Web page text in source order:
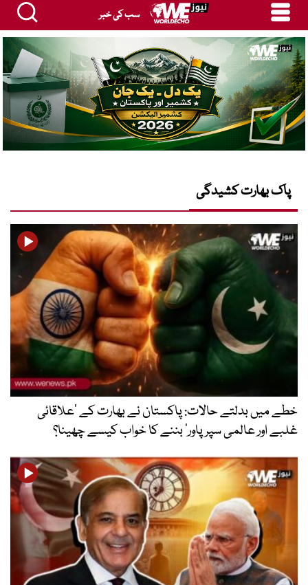
سب کی خبر
پاک بھارت کشیدگی
خطے میں بدلتے حالات: پاکستان نے بھارت کے ’علاقائی
غلبے اور عالمی سپر پاور‘ بننے کا خواب کیسے چھینا؟